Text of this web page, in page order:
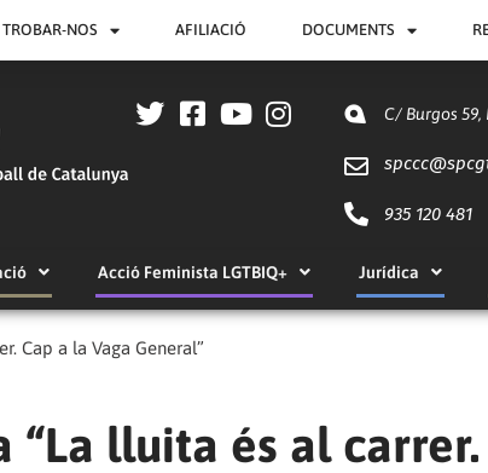
NOS AFILIACIÓ DOCUMENTS
C/ Burgos 59,
spccc@
935 120 481
Acció Feminista LGTBIQ+ Jurídica
Cap a la Vaga General”
“La lluita és al